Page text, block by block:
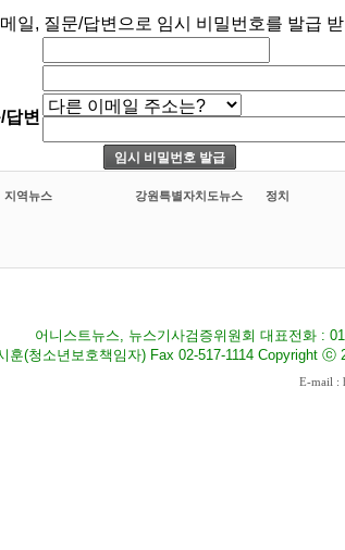
일, 질문/답변으로 임시 비밀번호를 발급
변
지역뉴스 강원특별자치도뉴스 정치
어니스트뉴스, 뉴스기사검증위원회 대표전화 :
훈(청소년보호책임자) Fax 02-517-1114 Copyright
E-mail :